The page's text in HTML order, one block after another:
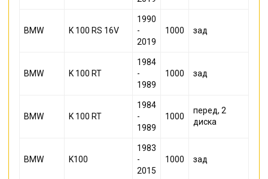
BMW K 100 RS 16V
1990
-
2019
1000 зад
BMW K 100 RT
1984
-
1989
1000 зад
BMW K 100 RT
1984
-
1989
1000
перед, 2
диска
BMW K100
1983
-
2015
1000 зад